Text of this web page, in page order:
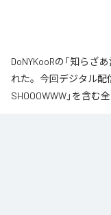
DoNYKooRの「知らざ
れた。今回デジタル配
SHOOOWWW」を含む